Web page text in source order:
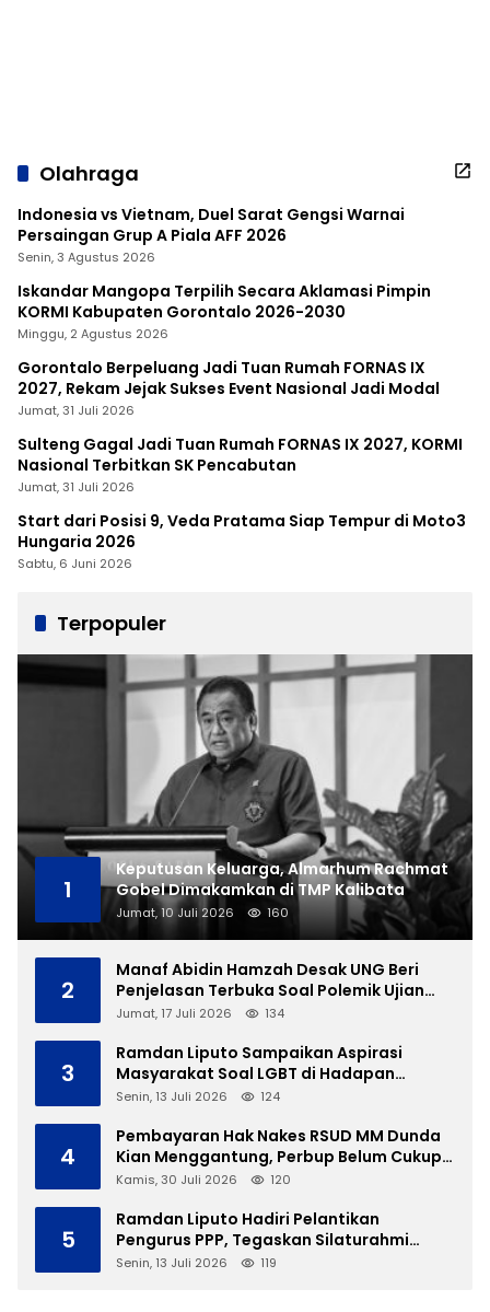
Olahraga
Indonesia vs Vietnam, Duel Sarat Gengsi Warnai
Persaingan Grup A Piala AFF 2026
Senin, 3 Agustus 2026
Iskandar Mangopa Terpilih Secara Aklamasi Pimpin
KORMI Kabupaten Gorontalo 2026-2030
Minggu, 2 Agustus 2026
Gorontalo Berpeluang Jadi Tuan Rumah FORNAS IX
2027, Rekam Jejak Sukses Event Nasional Jadi Modal
Jumat, 31 Juli 2026
Sulteng Gagal Jadi Tuan Rumah FORNAS IX 2027, KORMI
Nasional Terbitkan SK Pencabutan
Jumat, 31 Juli 2026
Start dari Posisi 9, Veda Pratama Siap Tempur di Moto3
Hungaria 2026
Sabtu, 6 Juni 2026
Terpopuler
1
Keputusan Keluarga, Almarhum Rachmat
Gobel Dimakamkan di TMP Kalibata
Jumat, 10 Juli 2026 160
2
Manaf Abidin Hamzah Desak UNG Beri
Penjelasan Terbuka Soal Polemik Ujian
Skripsi Mahasiswi
Jumat, 17 Juli 2026 134
3
Ramdan Liputo Sampaikan Aspirasi
Masyarakat Soal LGBT di Hadapan
Gubernur Gusnar
Senin, 13 Juli 2026 124
4
Pembayaran Hak Nakes RSUD MM Dunda
Kian Menggantung, Perbup Belum Cukup
Tanpa Direktur Definitif
Kamis, 30 Juli 2026 120
5
Ramdan Liputo Hadiri Pelantikan
Pengurus PPP, Tegaskan Silaturahmi
Antarpartai Kunci Membangun Gorontalo
Senin, 13 Juli 2026 119